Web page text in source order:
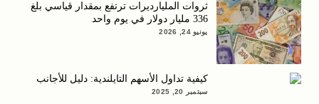
ثروات المليارديرات ترتفع بمقدار قياسي بلغ
336 مليار دولار في يوم واحد
يونيو 24, 2026
كيفية تداول الأسهم التايلندية: دليل للأجانب
سبتمبر 20, 2025